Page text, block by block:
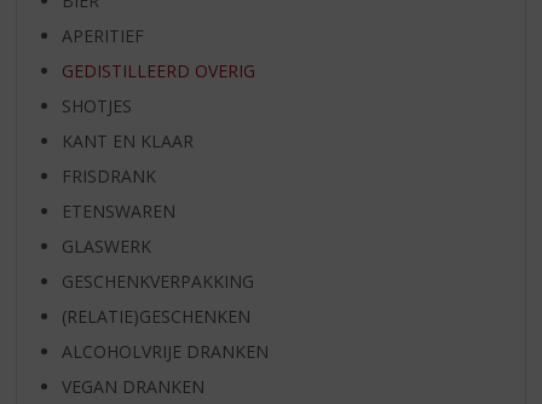
APERITIEF
GEDISTILLEERD OVERIG
SHOTJES
KANT EN KLAAR
FRISDRANK
ETENSWAREN
GLASWERK
GESCHENKVERPAKKING
(RELATIE)GESCHENKEN
ALCOHOLVRIJE DRANKEN
VEGAN DRANKEN